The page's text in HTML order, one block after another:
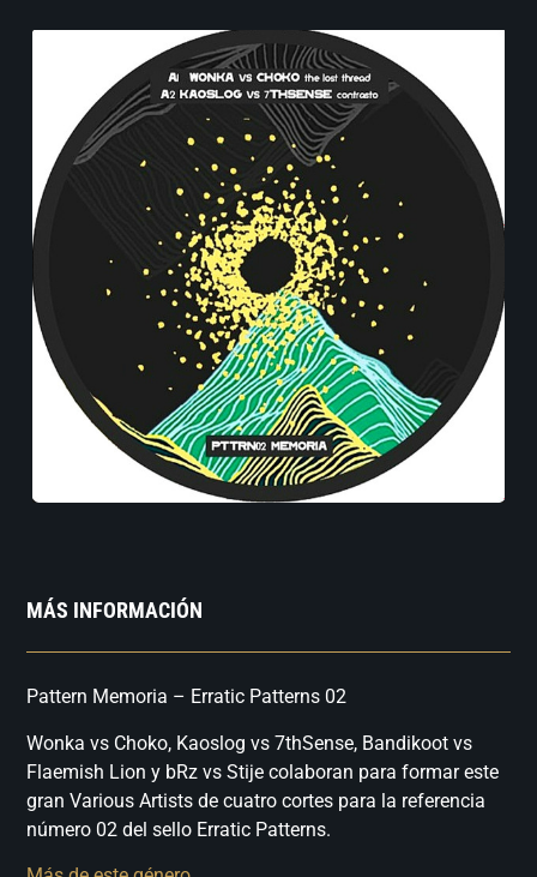
MÁS INFORMACIÓN
Pattern Memoria – Erratic Patterns 02
Wonka vs Choko, Kaoslog vs 7thSense, Bandikoot vs
Flaemish Lion y bRz vs Stije colaboran para formar este
gran Various Artists de cuatro cortes para la referencia
número 02 del sello Erratic Patterns.